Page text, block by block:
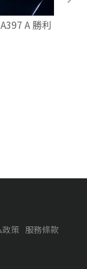
A 勝利
政策 服務條款